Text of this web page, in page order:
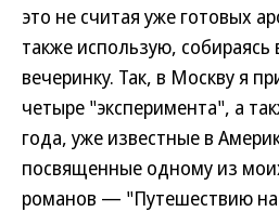
это не считая уже готовых
также использую, собираясь
вечеринку. Так, в Москву я
четыре "эксперимента", а
года, уже известные в
посвященные одному из
романов — "Путешествию на